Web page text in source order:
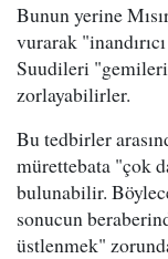
Bunun yerine
vurarak
Suudileri
zorlayabilirler.
Bu tedbirler
mürettebata "çok
bulunabilir.
sonucun
üstlenmek"